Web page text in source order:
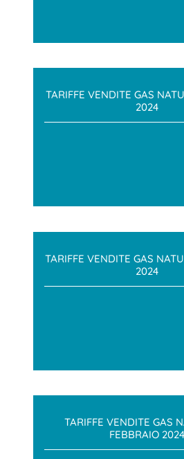
TARIFFE VENDITE GAS
2024
TARIFFE VENDITE GAS
2024
TARIFFE VENDITE GAS
FEBBRAIO 2024